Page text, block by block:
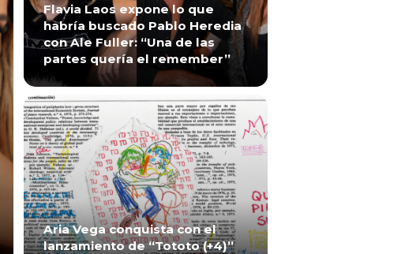
Flavia Laos expone lo que
habría buscado Pablo Heredia
con Ale Fuller: “Una de las
partes quería el remember”
Aria Vega conquista con el
lanzamiento de “Tototo (+4)”